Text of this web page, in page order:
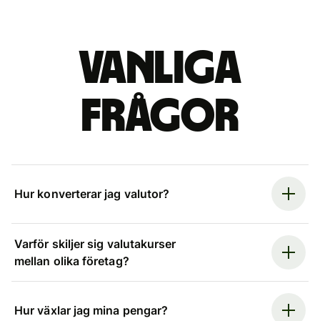
Vanliga
frågor
Hur konverterar jag valutor?
Varför skiljer sig valutakurser
mellan olika företag?
Hur växlar jag mina pengar?